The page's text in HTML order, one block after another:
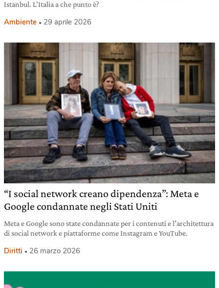
Istanbul. L’Italia a che punto è?
Ambiente 29 aprile 2026
“I social network creano dipendenza”: Meta e
Google condannate negli Stati Uniti
Meta e Google sono state condannate per i contenuti e l’architettura
di social network e piattaforme come Instagram e YouTube.
Diritti 26 marzo 2026